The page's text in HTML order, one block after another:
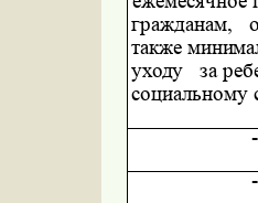
гражданам,
также
уходу
за
социальному
-
-